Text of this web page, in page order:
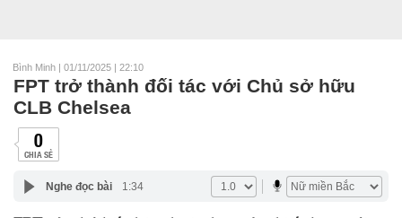
Bình Minh | 01/11/2025 | 22:10
FPT trở thành đối tác với Chủ sở hữu
CLB Chelsea
0
CHIA SẺ
Nghe đọc bài 1:34